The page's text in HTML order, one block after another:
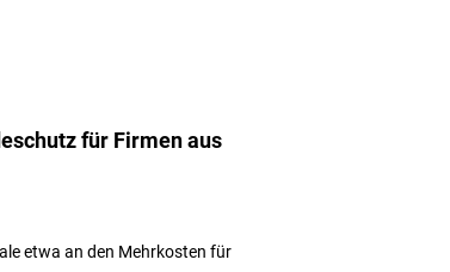
für Firmen aus
etwa an den Mehrkosten für